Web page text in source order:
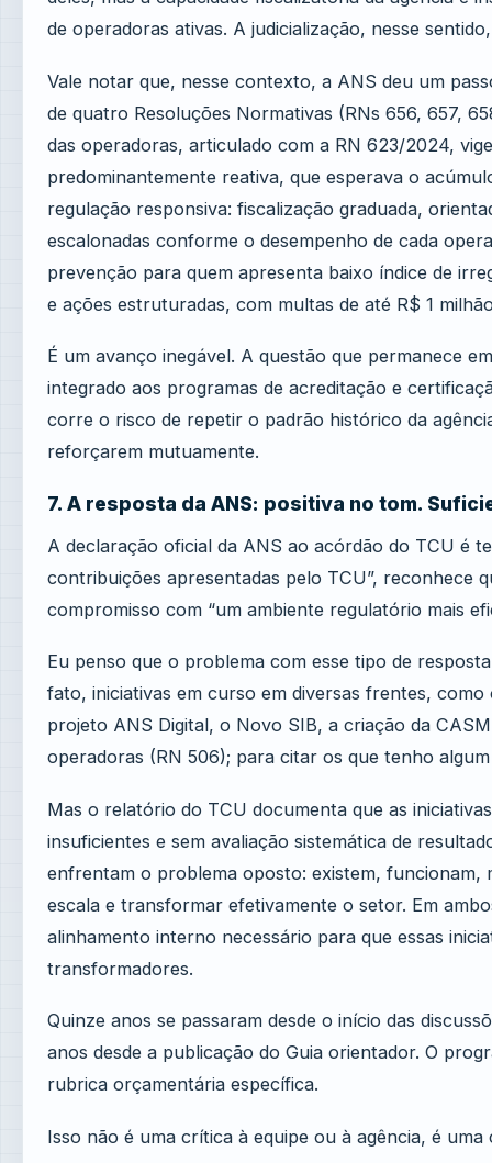
de operadoras ativas. A judicialização, nesse
Vale notar que, nesse contexto, a ANS deu um
de quatro Resoluções Normativas (RNs 656, 657,
das operadoras, articulado com a RN 623/2024,
predominantemente reativa, que esperava o
regulação responsiva: fiscalização graduada,
escalonadas conforme o desempenho de cada
prevenção para quem apresenta baixo índice de
e ações estruturadas, com multas de até R$ 1
É um avanço inegável. A questão que permanece
integrado aos programas de acreditação e
corre o risco de repetir o padrão histórico da
reforçarem mutuamente.
7. A resposta da ANS: positiva no tom.
A declaração oficial da ANS ao acórdão do TCU é
contribuições apresentadas pelo TCU”, reconhece
compromisso com “um ambiente regulatório mais
Eu penso que o problema com esse tipo de
fato, iniciativas em curso em diversas frentes,
projeto ANS Digital, o Novo SIB, a criação da
operadoras (RN 506); para citar os que tenho
Mas o relatório do TCU documenta que as
insuficientes e sem avaliação sistemática de
enfrentam o problema oposto: existem, funcionam,
escala e transformar efetivamente o setor. Em
alinhamento interno necessário para que essas
transformadores.
Quinze anos se passaram desde o início das
anos desde a publicação do Guia orientador. O
rubrica orçamentária específica.
Isso não é uma crítica à equipe ou à agência, é